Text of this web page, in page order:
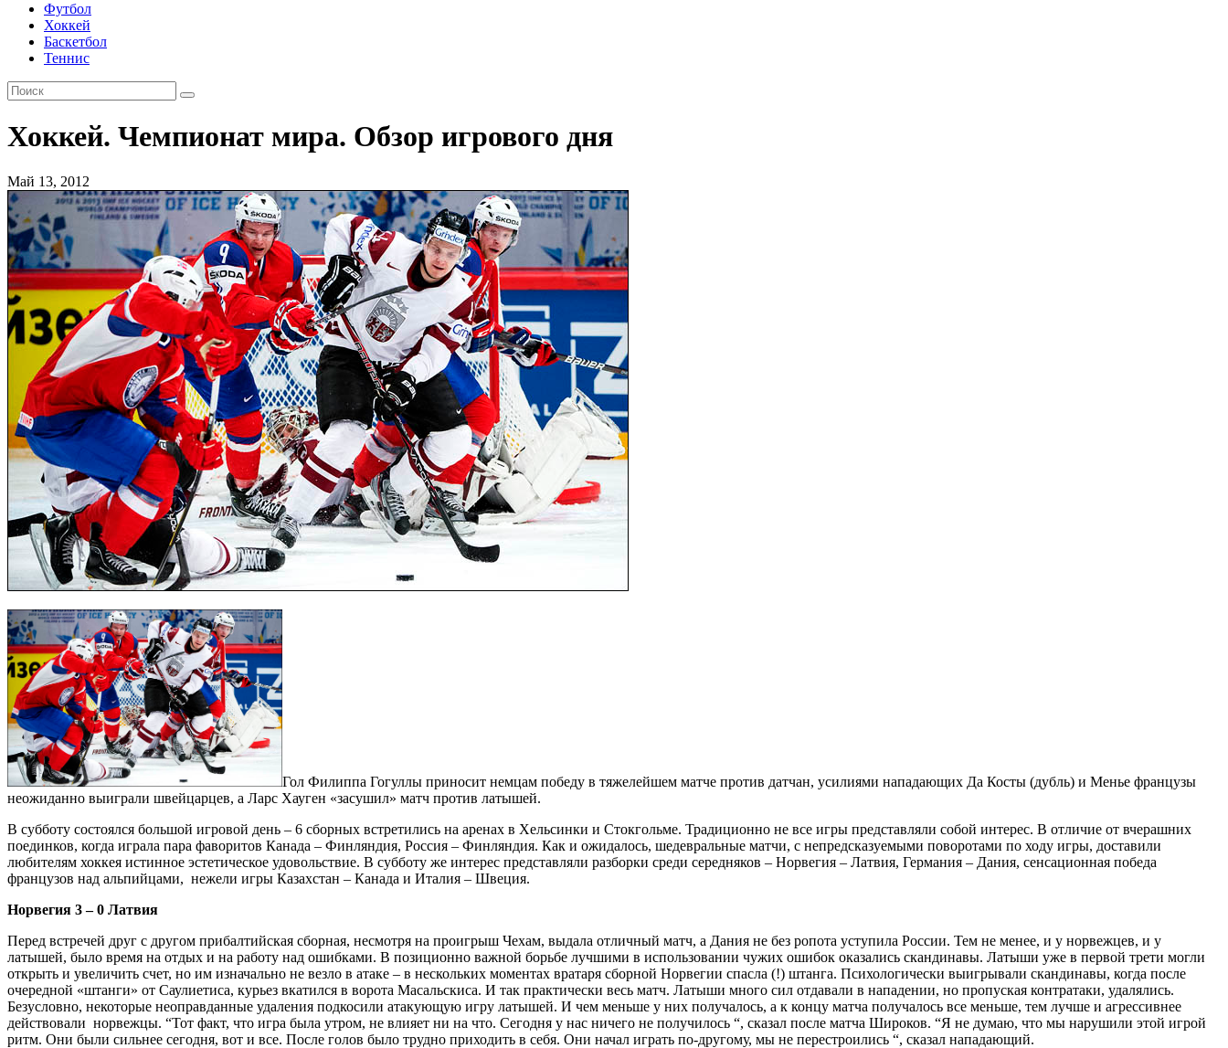
Футбол
Хоккей
Баскетбол
Теннис
Хоккей. Чемпионат мира. Обзор игрового дня
Май 13, 2012
Гол Филиппа Гогуллы приносит немцам победу в тяжелейшем матче против датчан, усилиями нападающих Да Косты (дубль) и Менье французы
неожиданно выиграли швейцарцев, а Ларс Хауген «засушил» матч против латышей.
В субботу состоялся большой игровой день – 6 сборных встретились на аренах в Хельсинки и Стокгольме. Традиционно не все игры представляли собой интерес. В отличие от вчерашних
поединков, когда играла пара фаворитов Канада – Финляндия, Россия – Финляндия. Как и ожидалось, шедевральные матчи, с непредсказуемыми поворотами по ходу игры, доставили
любителям хоккея истинное эстетическое удовольствие. В субботу же интерес представляли разборки среди середняков – Норвегия – Латвия, Германия – Дания, сенсационная победа
французов над альпийцами, нежели игры Казахстан – Канада и Италия – Швеция.
Норвегия 3 – 0 Латвия
Перед встречей друг с другом прибалтийская сборная, несмотря на проигрыш Чехам, выдала отличный матч, а Дания не без ропота уступила России. Тем не менее, и у норвежцев, и у
латышей, было время на отдых и на работу над ошибками. В позиционно важной борьбе лучшими в использовании чужих ошибок оказались скандинавы. Латыши уже в первой трети могли
открыть и увеличить счет, но им изначально не везло в атаке – в нескольких моментах вратаря сборной Норвегии спасла (!) штанга. Психологически выигрывали скандинавы, когда после
очередной «штанги» от Саулиетиса, курьез вкатился в ворота Масальскиса. И так практически весь матч. Латыши много сил отдавали в нападении, но пропуская контратаки, удалялись.
Безусловно, некоторые неоправданные удаления подкосили атакующую игру латышей. И чем меньше у них получалось, а к концу матча получалось все меньше, тем лучше и агрессивнее
действовали норвежцы. “Тот факт, что игра была утром, не влияет ни на что. Сегодня у нас ничего не получилось “, сказал после матча Широков. “Я не думаю, что мы нарушили этой игрой
ритм. Они были сильнее сегодня, вот и все. После голов было трудно приходить в себя. Они начал играть по-другому, мы не перестроились “, сказал нападающий.